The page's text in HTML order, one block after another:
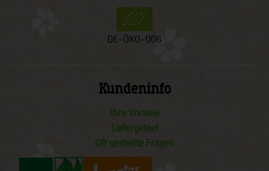
DE-ÖKO-006
Kundeninfo
Ihre Vorteile
Liefergebiet
Oft gestellte Fragen